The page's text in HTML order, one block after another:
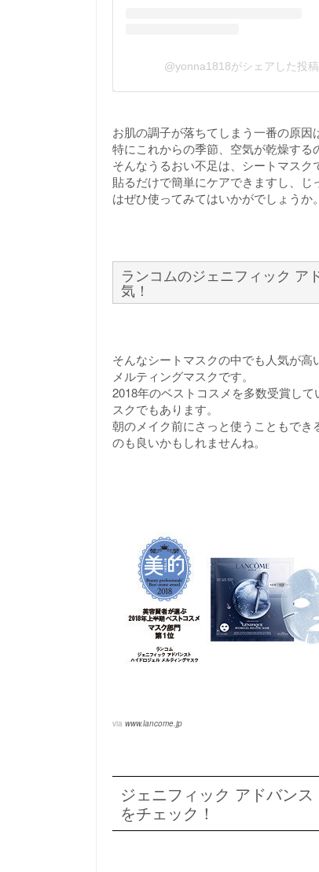
@yonna1818がシェアした投稿
お肌の調子が落ちてしまう一番の原因
特にこれからの季節、空気が乾燥する
そんなうるおい不足は、シートマスク
貼るだけで簡単にケアできますし、
はぜひ使ってみてはいかがでしょうか。
ランコムのジェニフィック ア
気！
そんなシートマスクの中でも人気が
メルティングマスクです。
2018年のベストコスメを多数受賞し
スクでもあります。
朝のメイク前にさっと使うこともでき
のも良いかもしれませんね。
via www.lancome.jp
ジェニフィック アドバン
をチェック！